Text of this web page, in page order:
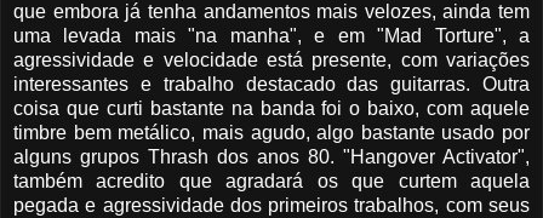
que embora já tenha andamentos mais velozes, ainda tem
uma levada mais "na manha", e em "Mad Torture", a
agressividade e velocidade está presente, com variações
interessantes e trabalho destacado das guitarras. Outra
coisa que curti bastante na banda foi o baixo, com aquele
timbre bem metálico, mais agudo, algo bastante usado por
alguns grupos Thrash dos anos 80. "Hangover Activator",
também acredito que agradará os que curtem aquela
pegada e agressividade dos primeiros trabalhos, com seus